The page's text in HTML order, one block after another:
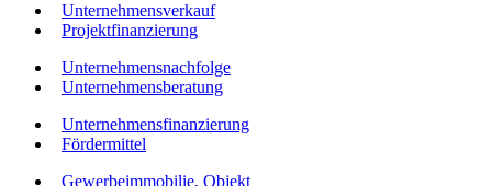
Unternehmensverkauf
Projektfinanzierung
Unternehmensnachfolge
Unternehmensberatung
Unternehmensfinanzierung
Fördermittel
Gewerbeimmobilie, Objekt